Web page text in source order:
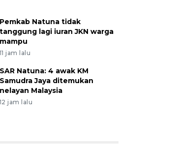
Pemkab Natuna tidak
tanggung lagi iuran JKN warga
mampu
11 jam lalu
SAR Natuna: 4 awak KM
Samudra Jaya ditemukan
nelayan Malaysia
12 jam lalu